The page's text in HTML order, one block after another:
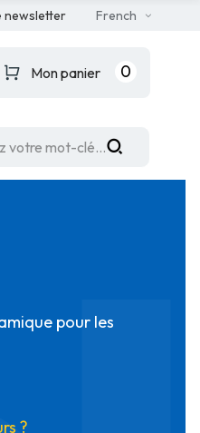
newsletter French
Mon panier 0
pour les
?